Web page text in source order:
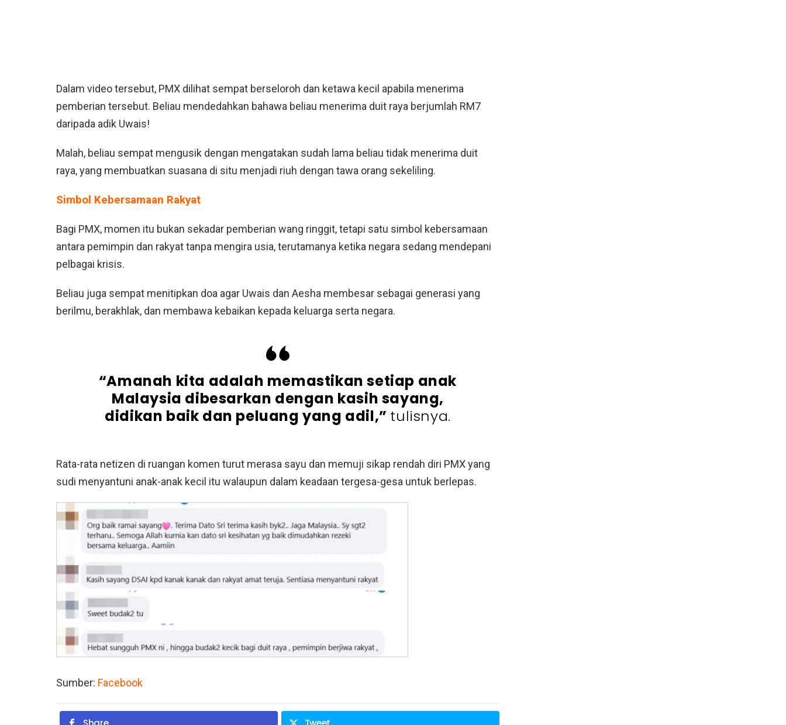
Dalam video tersebut, PMX dilihat sempat berseloroh dan ketawa kecil apabila menerima
pemberian tersebut. Beliau mendedahkan bahawa beliau menerima duit raya berjumlah RM7
daripada adik Uwais!
Malah, beliau sempat mengusik dengan mengatakan sudah lama beliau tidak menerima duit
raya, yang membuatkan suasana di situ menjadi riuh dengan tawa orang sekeliling.
Simbol Kebersamaan Rakyat
Bagi PMX, momen itu bukan sekadar pemberian wang ringgit, tetapi satu simbol kebersamaan
antara pemimpin dan rakyat tanpa mengira usia, terutamanya ketika negara sedang mendepani
pelbagai krisis.
Beliau juga sempat menitipkan doa agar Uwais dan Aesha membesar sebagai generasi yang
berilmu, berakhlak, dan membawa kebaikan kepada keluarga serta negara.
“Amanah kita adalah memastikan setiap anak
Malaysia dibesarkan dengan kasih sayang,
didikan baik dan peluang yang adil,” tulisnya.
Rata-rata netizen di ruangan komen turut merasa sayu dan memuji sikap rendah diri PMX yang
sudi menyantuni anak-anak kecil itu walaupun dalam keadaan tergesa-gesa untuk berlepas.
Sumber: Facebook